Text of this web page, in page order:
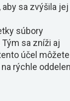
aby sa zvýšila jej
súbory
sa zníži aj
účel môžete
rýchle